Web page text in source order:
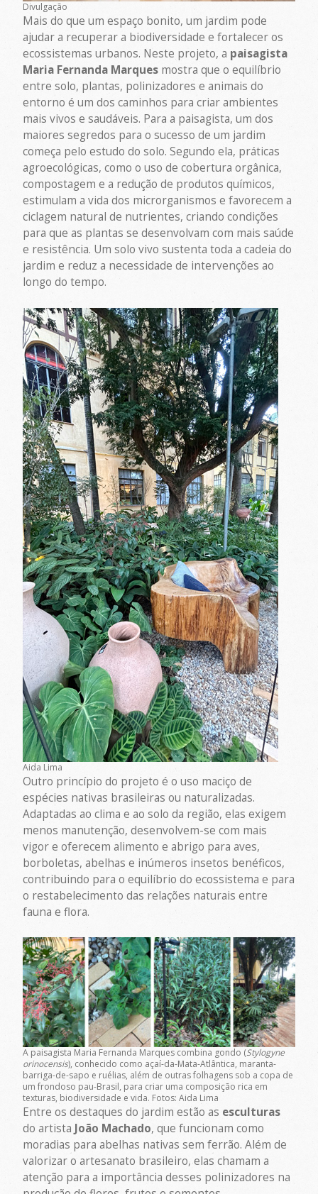
Divulgação
Mais do que um espaço bonito, um jardim pode
ajudar a recuperar a biodiversidade e fortalecer os
ecossistemas urbanos. Neste projeto, a paisagista
Maria Fernanda Marques mostra que o equilíbrio
entre solo, plantas, polinizadores e animais do
entorno é um dos caminhos para criar ambientes
mais vivos e saudáveis. Para a paisagista, um dos
maiores segredos para o sucesso de um jardim
começa pelo estudo do solo. Segundo ela, práticas
agroecológicas, como o uso de cobertura orgânica,
compostagem e a redução de produtos químicos,
estimulam a vida dos microrganismos e favorecem a
ciclagem natural de nutrientes, criando condições
para que as plantas se desenvolvam com mais saúde
e resistência. Um solo vivo sustenta toda a cadeia do
jardim e reduz a necessidade de intervenções ao
longo do tempo.
Aida Lima
Outro princípio do projeto é o uso maciço de
espécies nativas brasileiras ou naturalizadas.
Adaptadas ao clima e ao solo da região, elas exigem
menos manutenção, desenvolvem-se com mais
vigor e oferecem alimento e abrigo para aves,
borboletas, abelhas e inúmeros insetos benéficos,
contribuindo para o equilíbrio do ecossistema e para
o restabelecimento das relações naturais entre
fauna e flora.
A paisagista Maria Fernanda Marques combina gondo (Stylogyne
orinocensis), conhecido como açaí-da-Mata-Atlântica, maranta-
barriga-de-sapo e ruélias, além de outras folhagens sob a copa de
um frondoso pau-Brasil, para criar uma composição rica em
texturas, biodiversidade e vida. Fotos: Aida Lima
Entre os destaques do jardim estão as esculturas
do artistaJoão Machado, que funcionam como
moradias para abelhas nativas sem ferrão. Além de
valorizar o artesanato brasileiro, elas chamam a
atenção para a importância desses polinizadores na